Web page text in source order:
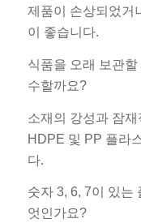
제품이 손상되었거
이 좋습니다.
식품을 오래 보관
수할까요?
소재의 강성과 잠
HDPE 및 PP 플라
다.
숫자 3, 6, 7이 있는
엇인가요?